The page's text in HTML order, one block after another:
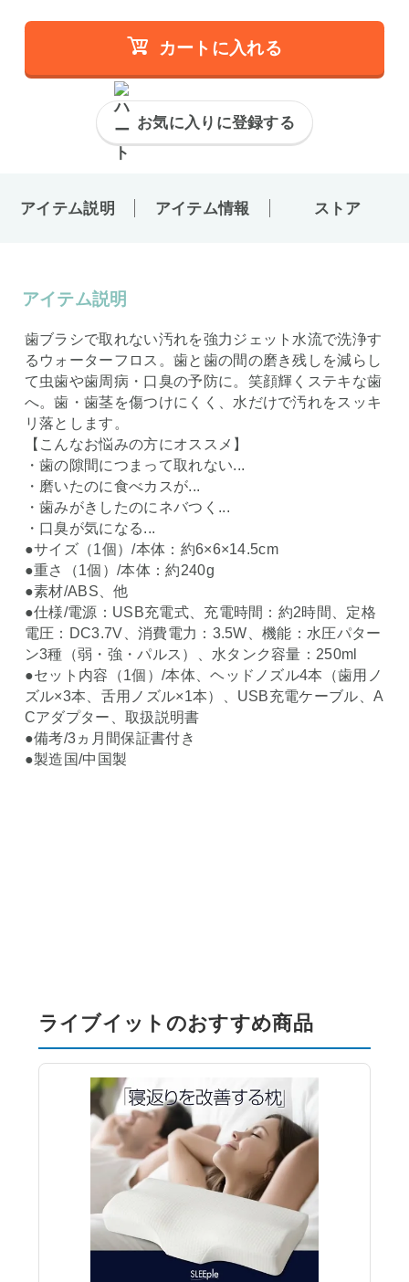
カートに入れる
お気に入りに登録する
アイテム説明 アイテム情報 ストア
アイテム説明
歯ブラシで取れない汚れを強力ジェット水流で洗浄す
るウォーターフロス。歯と歯の間の磨き残しを減らし
て虫歯や歯周病・口臭の予防に。笑顔輝くステキな歯
へ。歯・歯茎を傷つけにくく、水だけで汚れをスッキ
リ落とします。
【こんなお悩みの方にオススメ】
・歯の隙間につまって取れない...
・磨いたのに食べカスが...
・歯みがきしたのにネバつく...
・口臭が気になる...
●サイズ（1個）/本体：約6×6×14.5cm
●重さ（1個）/本体：約240g
●素材/ABS、他
●仕様/電源：USB充電式、充電時間：約2時間、定格
電圧：DC3.7V、消費電力：3.5W、機能：水圧パター
ン3種（弱・強・パルス）、水タンク容量：250ml
●セット内容（1個）/本体、ヘッドノズル4本（歯用ノ
ズル×3本、舌用ノズル×1本）、USB充電ケーブル、A
Cアダプター、取扱説明書
●備考/3ヵ月間保証書付き
●製造国/中国製
ライブイットのおすすめ商品